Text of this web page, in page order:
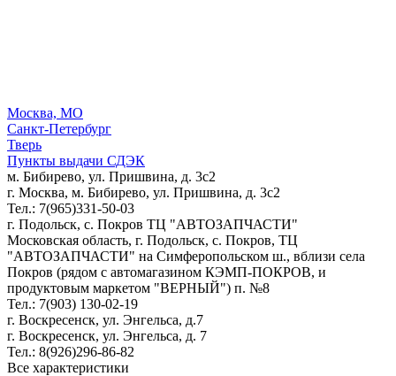
Москва, МО
Санкт-Петербург
Тверь
Пункты выдачи СДЭК
м. Бибирево, ул. Пришвина, д. 3с2
г. Москва, м. Бибирево, ул. Пришвина, д. 3с2
Тел.: 7(965)331-50-03
г. Подольск, c. Покров ТЦ "АВТОЗАПЧАСТИ"
Московская область, г. Подольск, c. Покров, ТЦ
"АВТОЗАПЧАСТИ" на Симферопольском ш., вблизи села
Покров (рядом с автомагазином КЭМП-ПОКРОВ, и
продуктовым маркетом "ВЕРНЫЙ") п. №8
Тел.: 7(903) 130-02-19
г. Воскресенск, ул. Энгельса, д.7
г. Воскресенск, ул. Энгельса, д. 7
Тел.: 8(926)296-86-82
Все характеристики